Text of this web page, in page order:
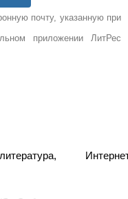
почту, указанную при
приложении ЛитРес